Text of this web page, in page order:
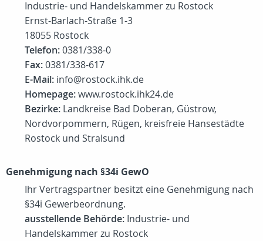
Industrie- und Handelskammer zu Rostock
Ernst-Barlach-Straße 1-3
18055 Rostock
Telefon:0381/338-0
Fax:0381/338-617
E-Mail: info@rostock.ihk.de
Homepage:www.rostock.ihk24.de
Bezirke: Landkreise Bad Doberan, Güstrow,
Nordvorpommern, Rügen, kreisfreie Hansestädte
Rostock und Stralsund
Genehmigung nach §34i GewO
Ihr Vertragspartner besitzt eine Genehmigung nach
§34i Gewerbeordnung.
ausstellende Behörde: Industrie- und
Handelskammer zu Rostock